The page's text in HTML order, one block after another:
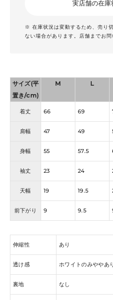
実店舗の在庫
※ 在庫状況は変動するため、売り
ない場合があります。店舗までお問
サイズ(平
置き/cm)
M L
着丈 66 69
肩幅 47 49
身幅 55 57.5
袖丈 23 24
天幅 19 19.5
前下がり 9 9.5
伸縮性 あり
透け感 ホワイトのみややあ
裏地 なし